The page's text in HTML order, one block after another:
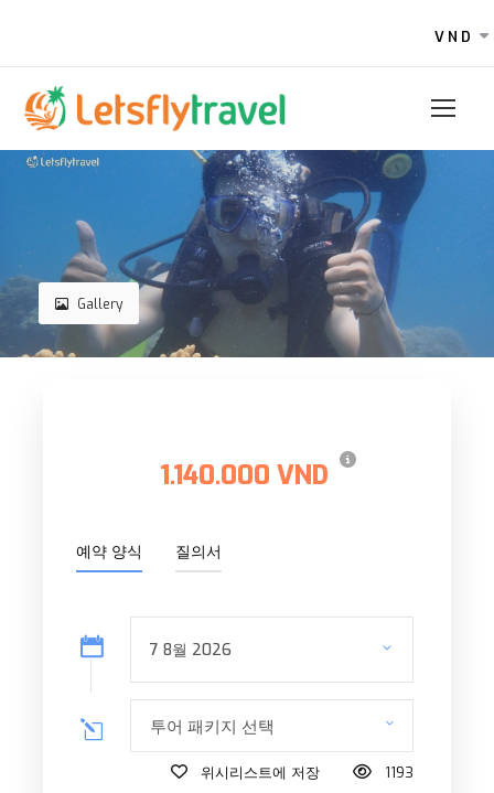
VND
Gallery
1.140.000 VND
예약 양식 질의서
투어 패키지 선택
위시리스트에 저장 1193